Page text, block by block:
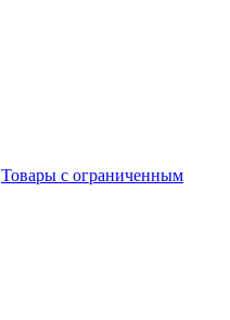
Товары с ограниченным